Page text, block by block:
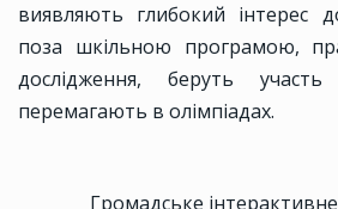
виявляють глибокий інтерес
поза шкільною програмою,
дослідження, беруть
перемагають в олімпіадах.
Громадське інтерактивне